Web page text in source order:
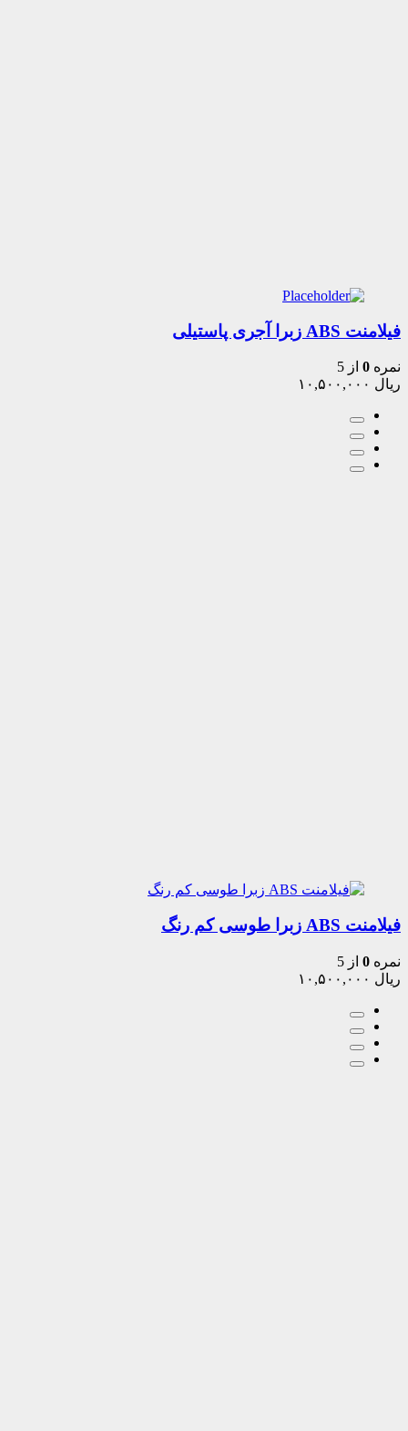
فیلامنت ABS زبرا آجری پاستیلی
نمره 0 از 5
ریال
فیلامنت ABS زبرا طوسی کم رنگ
نمره 0 از 5
ریال